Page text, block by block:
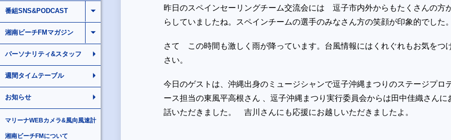
番組SNS&PODCAST
湘南ビーチFMマガジン
パーソナリティ&スタッフ
週間タイムテーブル
お知らせ
マリーナWEBカメラ&風向風速計
湘南ビーチFMについて
昨日のスペインセーリングチーム交流会には 逗子市内外からもたくさんの方
らしていましたね。スペインチームの選手のみなさん方の笑顔が印象的でした。
さて この時間も激しく雨が降っています。台風情報にはくれぐれもお気をつ
さい。
今日のゲストは、沖縄出身のミュージシャンで逗子沖縄まつりのステージプロ
ース担当の東風平高根さん 、逗子沖縄まつり実行委員会からは田中佳織さんに
話いただきました。 吉川さんにも応援にお越しいただきましたよ。